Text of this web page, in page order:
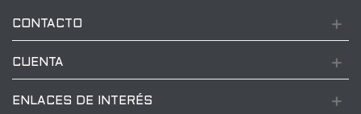
CONTACTO
CUENTA
ENLACES DE INTERÉS